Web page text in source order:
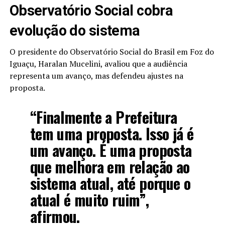
Observatório Social cobra
evolução do sistema
O presidente do Observatório Social do Brasil em Foz do
Iguaçu, Haralan Mucelini, avaliou que a audiência
representa um avanço, mas defendeu ajustes na
proposta.
“Finalmente a Prefeitura
tem uma proposta. Isso já é
um avanço. É uma proposta
que melhora em relação ao
sistema atual, até porque o
atual é muito ruim”,
afirmou.